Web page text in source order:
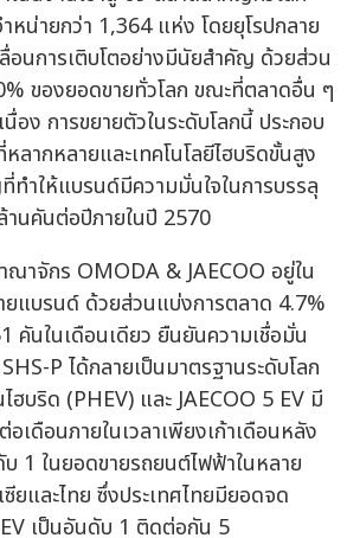
หน่ายกว่า 1,364 แห่ง โดยยุโรปกลาย
อนการเติบโตอย่างมีนัยสำคัญ ด้วยส่วน
ของยอดขายทั่วโลก ขณะที่ตลาดอื่น ๆ
อง การขยายตัวในระดับโลกนี้ ประกอบ
ากหลายและเทคโนโลยีไฮบริดขั้นสูง
ทำให้แบรนด์มีความมั่นใจในการบรรลุ
านคันต่อปีภายในปี 2570
ณาจักร OMODA & JAECOO อยู่ใน
แบรนด์ ด้วยส่วนแบ่งการตลาด 4.7%
คันในเดือนเดียว ยืนยันความเชื่อมั่น
P ได้กลายเป็นมาตรฐานระดับโลก
บริด (PHEV) และ JAECOO 5 EV มี
เดือนภายในเวลาเพียงเก้าเดือนหลัง
1 ในยอดขายรถยนต์ไฟฟ้าในหลาย
ยและไทย ซึ่งประเทศไทยมียอดจด
EV เป็นอันดับ 1 ติดต่อกัน 5